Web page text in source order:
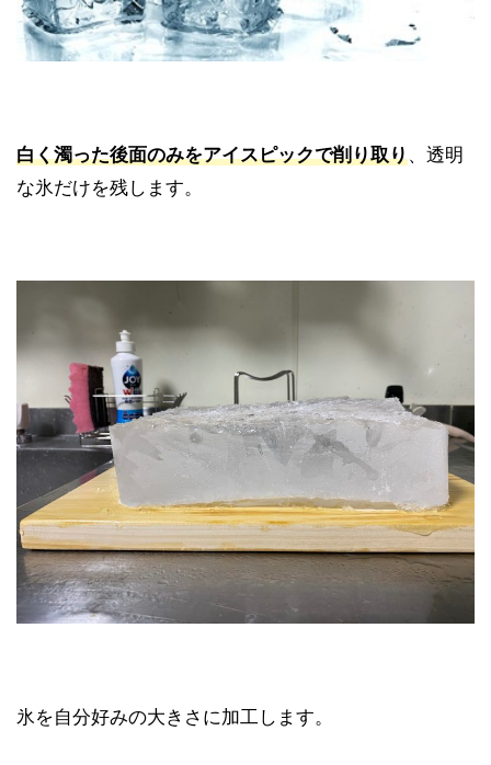
白く濁った後面のみをアイスピックで削り取り、透明
な氷だけを残します。
氷を自分好みの大きさに加工します。